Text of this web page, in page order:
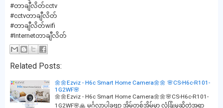
#တာချီလိတ်cctv
#cctvတာချီလိတ်
#တာချီလိတ်wifi
#Internetတာချီလိတ်
Related Posts:
🌼🌼Ezviz - H6c Smart Home Camera🌼🌼 🌸CS-H6c-R101-
1G2WF🌸
🌼🌼Ezviz - H6c Smart Home Camera🌼🌼🌸CS-H6c-R101-
1G2WF🌸🙏 မင်္ဂလာပါခဗျာ အိမ်တစ်အိမ်မှာ လုံခြုံမှုဆိုတဲ့အရာ